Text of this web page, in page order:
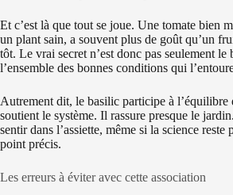
Et c’est là que tout se joue. Une tomate bien
un plant sain, a souvent plus de goût qu’un
tôt. Le vrai secret n’est donc pas seulement le
l’ensemble des bonnes conditions qui
Autrement dit, le basilic participe à l’équilibre
soutient le système. Il rassure presque le
sentir dans l’assiette, même si la science reste
point précis.
Les erreurs à éviter avec cette association